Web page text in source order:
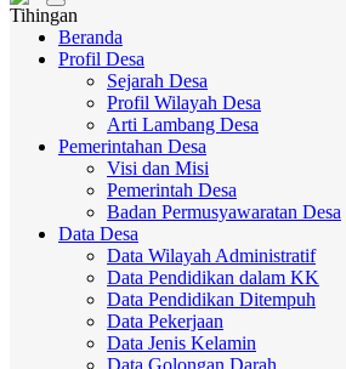
Toggle
navigation
Beranda
Profil Desa
Sejarah Desa
Profil Wilayah Desa
Arti Lambang Desa
Pemerintahan Desa
Visi dan Misi
Pemerintah Desa
Badan Permusyawaratan Desa
Data Desa
Data Wilayah Administratif
Data Pendidikan dalam KK
Data Pendidikan Ditempuh
Data Pekerjaan
Data Jenis Kelamin
Data Golongan Darah